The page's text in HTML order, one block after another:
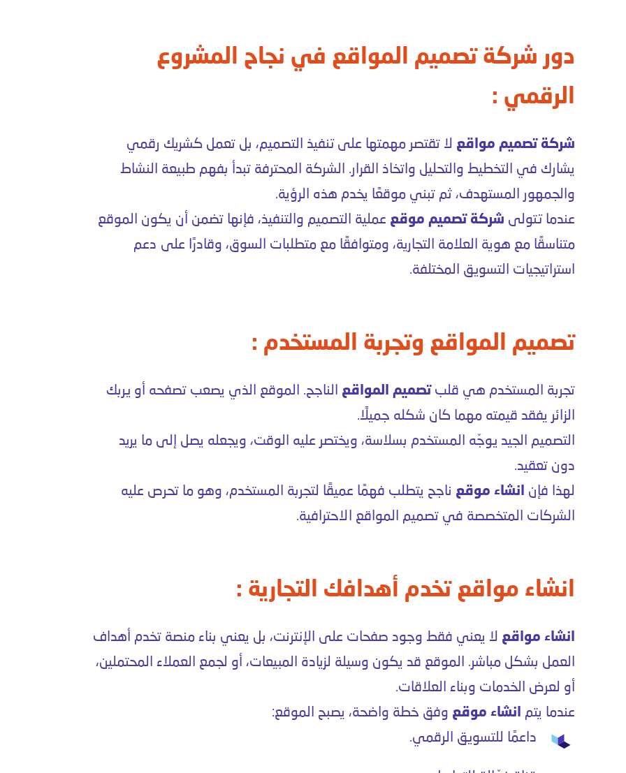
دور شركة تصميم المواقع في نجاح المشروع
الرقمي :
شركة تصميم مواقع لا تقتصر مهمتها على تنفيذ التصميم، بل تعمل كشريك رقمي
يشارك في التخطيط والتحليل واتخاذ القرار. الشركة المحترفة تبدأ بفهم طبيعة النشاط
والجمهور المستهدف، ثم تبني موقعًا يخدم هذه الرؤية.
عندما تتولى شركة تصميم موقع عملية التصميم والتنفيذ، فإنها تضمن أن يكون الموقع
متناسقًا مع هوية العلامة التجارية، ومتوافقًا مع متطلبات السوق، وقادرًا على دعم
استراتيجيات التسويق المختلفة.
تصميم المواقع وتجربة المستخدم :
تجربة المستخدم هي قلبتصميم المواقع الناجح. الموقع الذي يصعب تصفحه أو يربك
الزائر يفقد قيمته مهما كان شكله جميلًا.
التصميم الجيد يوجّه المستخدم بسلاسة، ويختصر عليه الوقت، ويجعله يصل إلى ما يريد
دون تعقيد.
لهذا فإن انشاء موقع ناجح يتطلب فهمًا عميقًا لتجربة المستخدم، وهو ما تحرص عليه
الشركات المتخصصة في تصميم المواقع الاحترافية.
انشاء مواقع تخدم أهدافك التجارية :
انشاء مواقع لا يعني فقط وجود صفحات على الإنترنت، بل يعني بناء منصة تخدم أهداف
العمل بشكل مباشر. الموقع قد يكون وسيلة لزيادة المبيعات، أو لجمع العملاء المحتملين،
أو لعرض الخدمات وبناء العلاقات.
عندما يتم انشاء موقع وفق خطة واضحة، يصبح الموقع:
داعمًا للتسويق الرقمي.